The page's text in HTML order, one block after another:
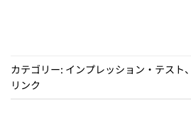
ョ
ン
カテゴリー: インプレッション・テスト、
リンク